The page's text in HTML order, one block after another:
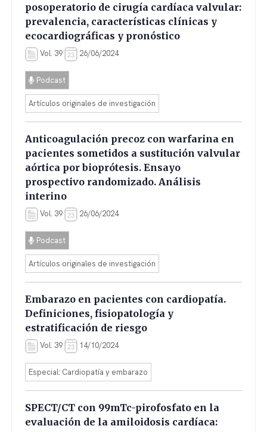
posoperatorio de cirugía cardíaca valvular:
prevalencia, características clínicas y
ecocardiográficas y pronóstico
Vol. 39 26/06/2024
Podcast
Artículos originales de investigación
Anticoagulación precoz con warfarina en
pacientes sometidos a sustitución valvular
aórtica por bioprótesis. Ensayo
prospectivo randomizado. Análisis
interino
Vol. 39 26/06/2024
Podcast
Artículos originales de investigación
Embarazo en pacientes con cardiopatía.
Definiciones, fisiopatología y
estratificación de riesgo
Vol. 39 14/10/2024
Especial: Cardiopatía y embarazo
SPECT/CT con 99mTc-pirofosfato en la
evaluación de la amiloidosis cardíaca: